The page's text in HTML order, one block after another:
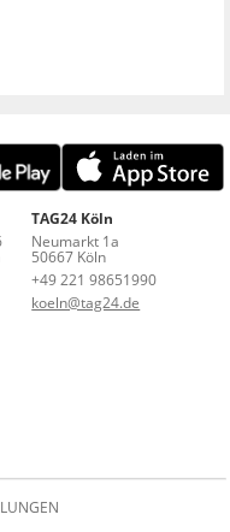
TAG24 Köln
Neumarkt 1a
50667 Köln
+49 221 98651990
koeln@tag24.de